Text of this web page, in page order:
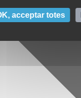
acceptar totes